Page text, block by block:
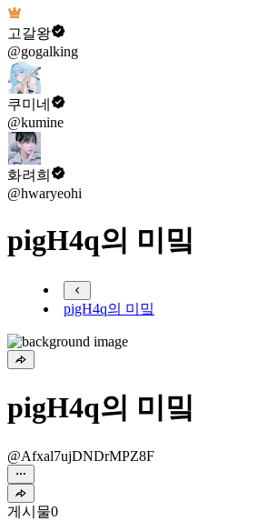
고갈왕
@gogalking
쿠미네
@kumine
화려희
@hwaryeohi
pigH4q의 미밐
pigH4q의 미밐
pigH4q의 미밐
@Afxal7ujDNDrMPZ8F
게시물0